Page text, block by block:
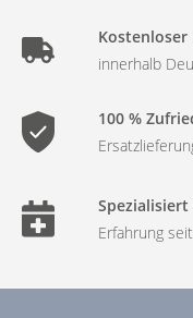
Kostenloser
innerhalb
100 %
Erfahrung